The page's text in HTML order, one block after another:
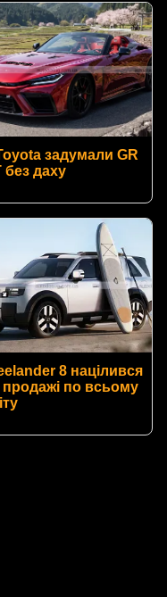
задумали GR
без даху
8 націлився
продажі по всьому